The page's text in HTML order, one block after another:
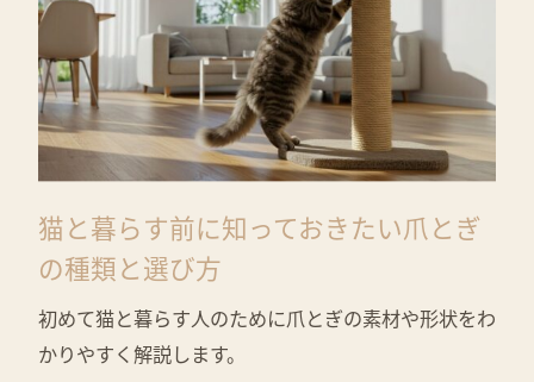
猫と暮らす前に知っておきたい爪とぎ
の種類と選び方
初めて猫と暮らす人のために爪とぎの素材や形状をわ
かりやすく解説します。